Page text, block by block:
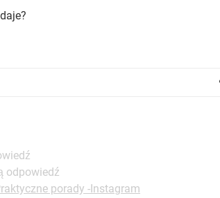
odpowiedź
porady -Instagram